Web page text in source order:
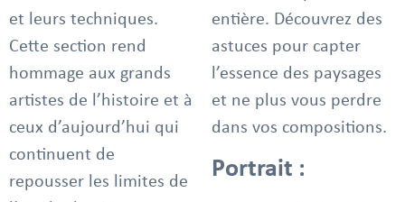
et leurs techniques.
Cette section rend
hommage aux grands
artistes de l’histoire et à
ceux d’aujourd’hui qui
continuent de
repousser les limites de
entière. Découvrez des
astuces pour capter
l’essence des paysages
et ne plus vous perdre
dans vos compositions.
Portrait :